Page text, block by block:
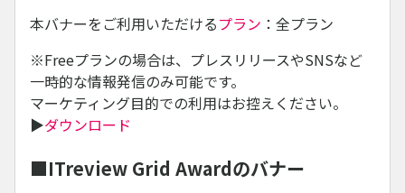
本バナーをご利用いただけるプラン ：全プラン
※Freeプランの場合は、プレスリリースやSNSなど
一時的な情報発信のみ可能です。
マーケティング目的での利用はお控えください。
▶ダウンロード
■ITreview Grid Awardのバナー